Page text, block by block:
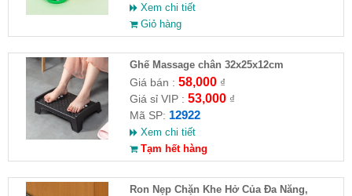
Xem chi tiết
Giỏ hàng
Ghế Massage chân 32x25x12cm
Giá bán : 58,000₫
Giá sỉ VIP : 53,000₫
Mã SP: 12922
Xem chi tiết
Tạm hết hàng
Ron Nẹp Chặn Khe Hở Của Đa Năng,